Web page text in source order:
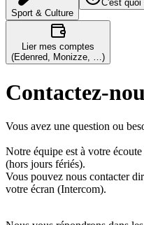
Sport & Culture
C'est quoi
Lier mes comptes
(Edenred, Monizze, …)
Contactez-
Vous avez une question ou
Notre équipe est à votre
(hors jours fériés).
Vous pouvez nous contacter
votre écran (Intercom).